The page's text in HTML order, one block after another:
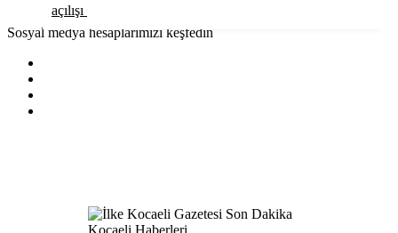
açılışı
Sosyal medya hesaplarımızı keşfedin